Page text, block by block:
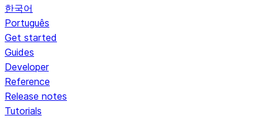
한국어
Português
Get started
Guides
Developer
Reference
Release notes
Tutorials